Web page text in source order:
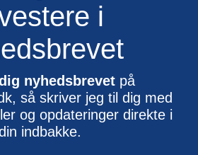
i
nyhedsbrevet på
så skriver jeg til dig med
og opdateringer direkte i
indbakke.